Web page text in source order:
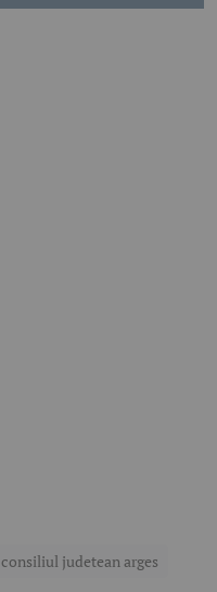
consiliul judetean arges